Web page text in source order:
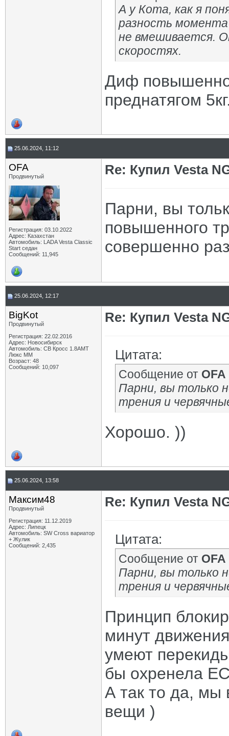
А у Кота, как я
разность момента
не вмешивается.
скоростях.
Диф
преднатягом
25.06.2024, 11:12
OFA
Продвинутый
Регистрация: 03.10.2022
Адрес: Казахстан
Автомобиль: LADA Vesta Classic
Start седан
Сообщений: 11,945
Re: Купил Vesta
Парни, вы
повышенного
совершенно
25.06.2024, 12:17
BigKot
Продвинутый
Регистрация: 22.02.2016
Адрес: Новосибирск
Автомобиль: СВ Кросс 1.8АМТ
Люкс ММ
Возраст: 48
Сообщений: 10,097
Re: Купил Vesta
Цитата:
Сообщение от OFA
Парни, вы только
трения и
Хорошо. ))
25.06.2024, 13:58
Максим48
Продвинутый
Регистрация: 11.12.2019
Адрес: Липецк
Автомобиль: SW Cross вариатор
+ Жулик
Сообщений: 2,435
Re: Купил Vesta
Цитата:
Сообщение от OFA
Парни, вы только
трения и
Принцип
минут
умеют
бы охренела
А так то да, мы
вещи )